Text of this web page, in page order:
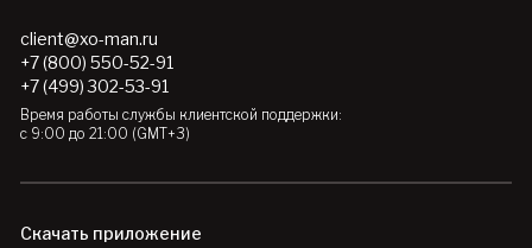
client@xo-man.ru
+7 (800) 550-52-91
+7 (499) 302-53-91
Время работы службы клиентской поддержки:
с 9:00 до 21:00 (GMT+3)
Скачать приложение